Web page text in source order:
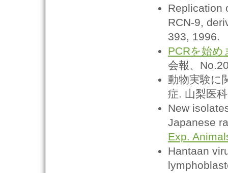
Replication
RCN-9,
393, 1996.
PCRを始め
会報、
動物実験に
症. 山梨医
New
Japanese
Exp.
Hantaan